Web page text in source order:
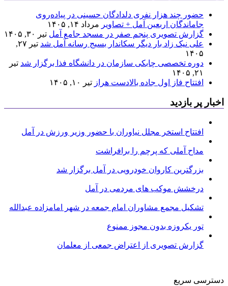
حضور چند هزار نفری دلدادگان حسینی در پیاده‌روی
جاماندگان اربعین آمل + تصاویر مرداد ۱۴, ۱۴۰۵
گزارش تصویری پنجم صفر در مسجد جامع آمل تیر ۳۰, ۱۴۰۵
علی نیک زاد بار دیگر سکاندار بسیج رسانه آمل شد
تیر ۲۷,
۱۴۰۵
دوره تخصصی چابکی سازمان در دانشگاه فذا برگزار شد تیر
۲۱, ۱۴۰۵
افتتاح فاز اول جاده بالادست هراز تیر ۱۰, ۱۴۰۵
اخبار پر بازدید
افتتاح استخر مجلل نیاوران با حضور وزیر ورزش در آمل
مداح آملی که پرچم را برافراشت
بزرگترین کاروان خودرویی در آمل برگزار شد
درخشش موکب های مردمی در آمل
تشکیل مجمع مشاوران امام جمعه در شهر امامزاده عبدالله
تور یکروزه بدون مجوز ممنوع
گزارش تصویری از اعتراض جمعی از معلمان
دسترسی سریع